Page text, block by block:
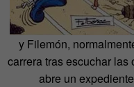
y Filemón,
carrera tras escuchar las
abre un